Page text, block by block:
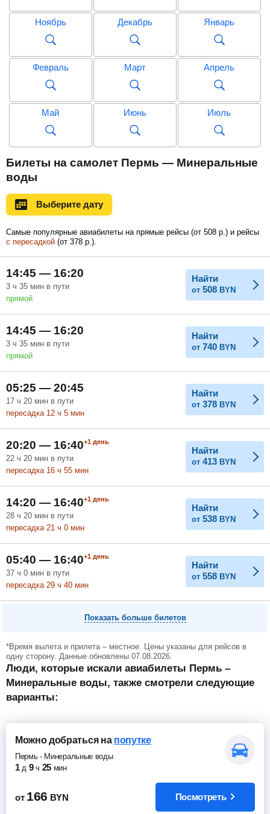
Ноябрь Декабрь Январь
Февраль Март Апрель
Май Июнь Июль
1 329
Сентябрь
1 026 824
Ноябрь
Февраль
Май Июль
Билеты на самолет Пермь — Минеральные
воды
Выберите дату
Самые популярные авиабилеты на прямые рейсы (от 508 р. ) и рейсы
с пересадкой (от 378 р. ).
14:45 — 16:20
3 ч 35 мин в пути
прямой
Найти
от 508 BYN
14:45 — 16:20
3 ч 35 мин в пути
прямой
Найти
от 740 BYN
05:25 — 20:45
17 ч 20 мин в пути
пересадка 12 ч 5 мин
Найти
от 378 BYN
20:20 — 16:40+1 день
22 ч 20 мин в пути
пересадка 16 ч 55 мин
Найти
от 413 BYN
14:20 — 16:40+1 день
28 ч 20 мин в пути
пересадка 21 ч 0 мин
Найти
от 538 BYN
05:40 — 16:40+1 день
37 ч 0 мин в пути
пересадка 29 ч 40 мин
Найти
от 558 BYN
Показать больше билетов
*Время вылета и прилета – местное. Цены указаны для рейсов в
одну сторону. Данные обновлены 07.08.2026.
Люди, которые искали авиабилеты Пермь –
Минеральные воды, также смотрели следующие
варианты:
Можно добратьсяна попутке
Пермь- Минеральные воды
1 д 9 ч 25 мин
от 166 BYN Посмотреть